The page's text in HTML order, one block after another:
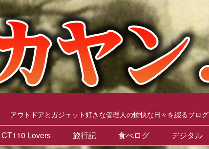
アウトドアとガジェット好きな管理人の愉快な日々を綴るブログ
CT110 Lovers 旅行記 食べログ デジタル